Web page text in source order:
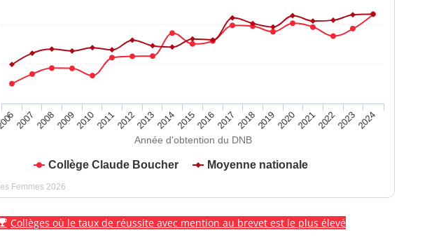
Année d'obtention du DNB
Collège Claude Boucher Moyenne nationale
200720082009201020112012201320142015201620172018201920202021202220232024
Femmes 2026
Collèges où le taux de réussite avec mention au brevet est le plus élevé